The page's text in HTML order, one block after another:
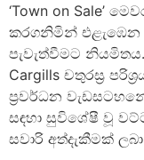
‘Town on Sale’
කරගනිමින් එළැඹෙන
පැවැත්වීමට
Cargills චතුරස්‍ර
ප්‍රවර්ධන
සඳහා සුවිශේෂී වූ
සවාරි අත්දැකීමක්